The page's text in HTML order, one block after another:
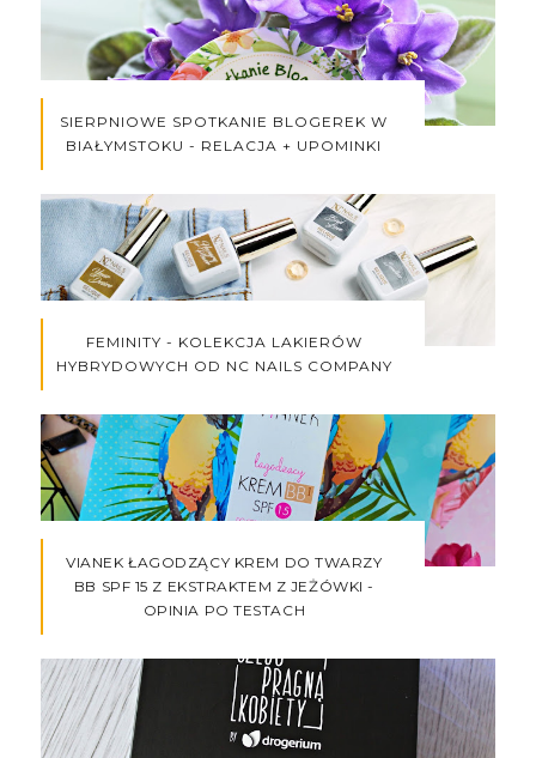
SIERPNIOWE SPOTKANIE BLOGEREK W
BIAŁYMSTOKU - RELACJA + UPOMINKI
FEMINITY - KOLEKCJA LAKIERÓW
HYBRYDOWYCH OD NC NAILS COMPANY
VIANEK ŁAGODZĄCY KREM DO TWARZY
BB SPF 15 Z EKSTRAKTEM Z JEŻÓWKI -
OPINIA PO TESTACH